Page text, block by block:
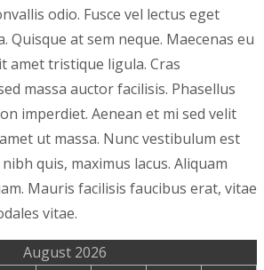
odio. Fusce vel lectus eget
Quisque at sem neque. Maecenas eu
amet tristique ligula. Cras
massa auctor facilisis. Phasellus
imperdiet. Aenean et mi sed velit
ut massa. Nunc vestibulum est
quis, maximus lacus. Aliquam
Mauris facilisis faucibus erat, vitae
vitae.
August 2026